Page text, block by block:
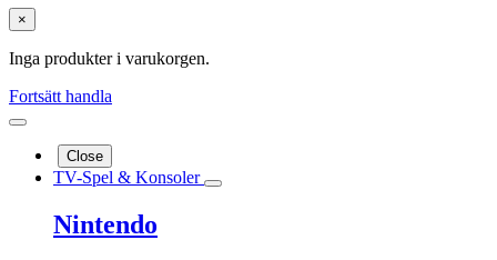
×
Inga produkter i varukorgen.
Fortsätt handla
Close
TV-Spel & Konsoler
Nintendo